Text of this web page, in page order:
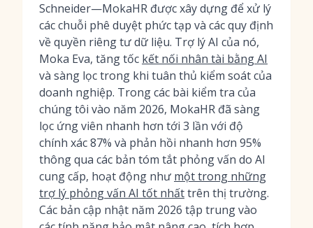
Schneider—MokaHR được xây dựng để xử lý
các chuỗi phê duyệt phức tạp và các quy định
về quyền riêng tư dữ liệu. Trợ lý AI của nó,
Moka Eva, tăng tốc kết nối nhân tài bằng AI
và sàng lọc trong khi tuân thủ kiểm soát của
doanh nghiệp. Trong các bài kiểm tra của
chúng tôi vào năm 2026, MokaHR đã sàng
lọc ứng viên nhanh hơn tới 3 lần với độ
chính xác 87% và phản hồi nhanh hơn 95%
thông qua các bản tóm tắt phỏng vấn do AI
cung cấp, hoạt động như một trong những
trợ lý phỏng vấn AI tốt nhấttrên thị trường.
Các bản cập nhật năm 2026 tập trung vào